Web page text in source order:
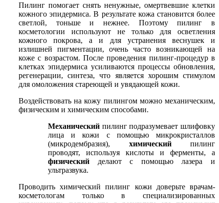
Пилинг помогает снять ненужные, омертвевшие клетки
кожного эпидермиса. В результате кожа становится более
светлой, тоньше и нежнее. Поэтому пилинг в
косметологии используют не только для осветления
кожного покрова, а и для устранения веснушек и
излишней пигментации, очень часто возникающей на
коже с возрастом. После проведения пилинг-процедур в
клетках эпидермиса усиливаются процессы обновления,
регенерации, синтеза, что является хорошим стимулом
для омоложения стареющей и увядающей кожи.
Воздействовать на кожу пилингом можно механическим,
физическим и химическим способами.
Механический пилинг подразумевает шлифовку
лица и кожи с помощью микрокристаллов
(микродембразия), химическийпилинг
проводят, используя кислоты и ферменты, а
физический делают с помощью лазера и
ультразвука.
Проводить химический пилинг кожи доверьте врачам-
косметологам только в специализированных